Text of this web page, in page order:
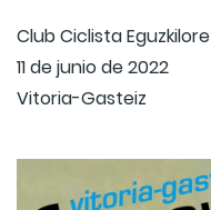
Club Ciclista Eguzkilore
11 de junio de 2022
Vitoria-Gasteiz